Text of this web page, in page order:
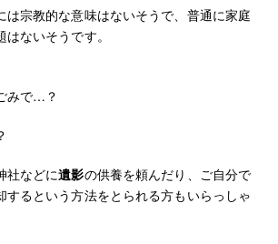
は宗教的な意味はないそうで、普通に家庭
ないそうです。
みで…？
社などに遺影の供養を頼んだり、ご自分で
するという方法をとられる方もいらっしゃ